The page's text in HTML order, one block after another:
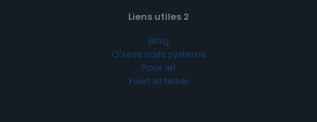
Liens utiles 2
Blog
O'xess nails systems
Pour iel
Yvert et tellier